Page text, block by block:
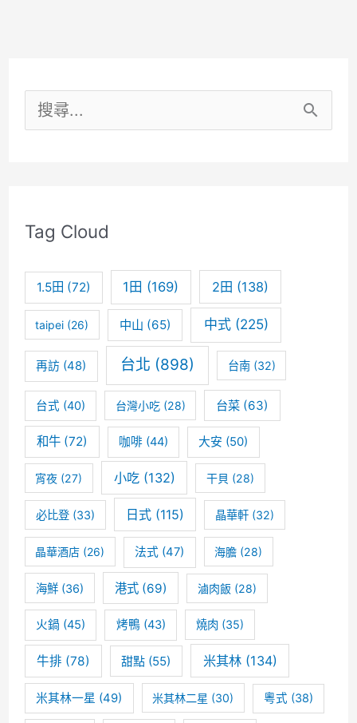
魚
這
刁
民
太
狠
了
人
氣
爆
棚
的
美
食
之
旅
搜
字
Tag Cloud
1.5田 (72) 1田 (169) 2田 (138)
taipei (26) 中山 (65) 中式(225)
再訪 (48) 台北 (898) 台南(32)
台式 (40) 台灣小吃(28) 台菜 (63)
和牛(72) 咖啡(44) 大安 (50)
宵夜 (27) 小吃(132) 干貝 (28)
必比登(33) 日式 (115) 晶華軒 (32)
晶華酒店 (26) 法式 (47) 海膽 (28)
海鮮(36) 港式(69) 滷肉飯 (28)
火鍋 (45) 烤鴨(43) 燒肉 (35)
牛排 (78) 甜點 (55) 米其林(134)
米其林一星 (49) 米其林二星 (30) 粵式 (38)